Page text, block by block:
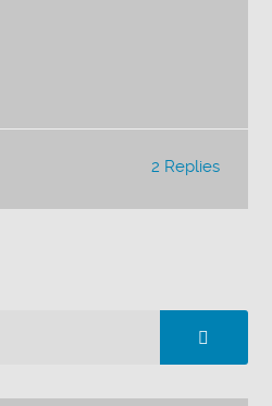
2 Replies